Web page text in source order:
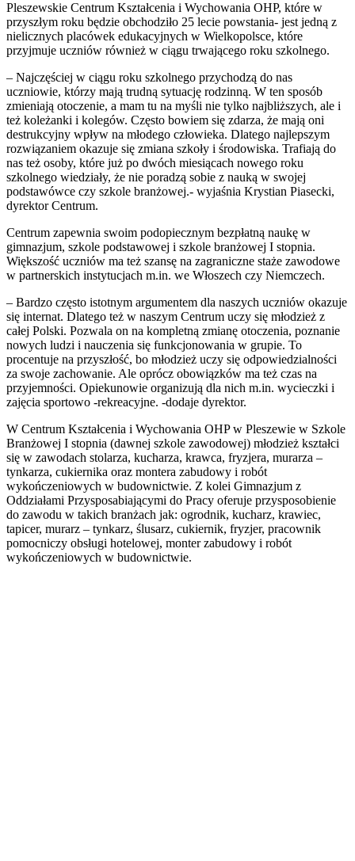
Pleszewskie Centrum Kształcenia i Wychowania OHP, które w
przyszłym roku będzie obchodziło 25 lecie powstania- jest jedną z
nielicznych placówek edukacyjnych w Wielkopolsce, które
przyjmuje uczniów również w ciągu trwającego roku szkolnego.
– Najczęściej w ciągu roku szkolnego przychodzą do nas
uczniowie, którzy mają trudną sytuację rodzinną. W ten sposób
zmieniają otoczenie, a mam tu na myśli nie tylko najbliższych, ale i
też koleżanki i kolegów. Często bowiem się zdarza, że mają oni
destrukcyjny wpływ na młodego człowieka. Dlatego najlepszym
rozwiązaniem okazuje się zmiana szkoły i środowiska. Trafiają do
nas też osoby, które już po dwóch miesiącach nowego roku
szkolnego wiedziały, że nie poradzą sobie z nauką w swojej
podstawówce czy szkole branżowej.- wyjaśnia Krystian Piasecki,
dyrektor Centrum.
Centrum zapewnia swoim podopiecznym bezpłatną naukę w
gimnazjum, szkole podstawowej i szkole branżowej I stopnia.
Większość uczniów ma też szansę na zagraniczne staże zawodowe
w partnerskich instytucjach m.in. we Włoszech czy Niemczech.
– Bardzo często istotnym argumentem dla naszych uczniów okazuje
się internat. Dlatego też w naszym Centrum uczy się młodzież z
całej Polski. Pozwala on na kompletną zmianę otoczenia, poznanie
nowych ludzi i nauczenia się funkcjonowania w grupie. To
procentuje na przyszłość, bo młodzież uczy się odpowiedzialności
za swoje zachowanie. Ale oprócz obowiązków ma też czas na
przyjemności. Opiekunowie organizują dla nich m.in. wycieczki i
zajęcia sportowo -rekreacyjne. -dodaje dyrektor.
W Centrum Kształcenia i Wychowania OHP w Pleszewie w Szkole
Branżowej I stopnia (dawnej szkole zawodowej) młodzież kształci
się w zawodach stolarza, kucharza, krawca, fryzjera, murarza –
tynkarza, cukiernika oraz montera zabudowy i robót
wykończeniowych w budownictwie. Z kolei Gimnazjum z
Oddziałami Przysposabiającymi do Pracy oferuje przysposobienie
do zawodu w takich branżach jak: ogrodnik, kucharz, krawiec,
tapicer, murarz – tynkarz, ślusarz, cukiernik, fryzjer, pracownik
pomocniczy obsługi hotelowej, monter zabudowy i robót
wykończeniowych w budownictwie.